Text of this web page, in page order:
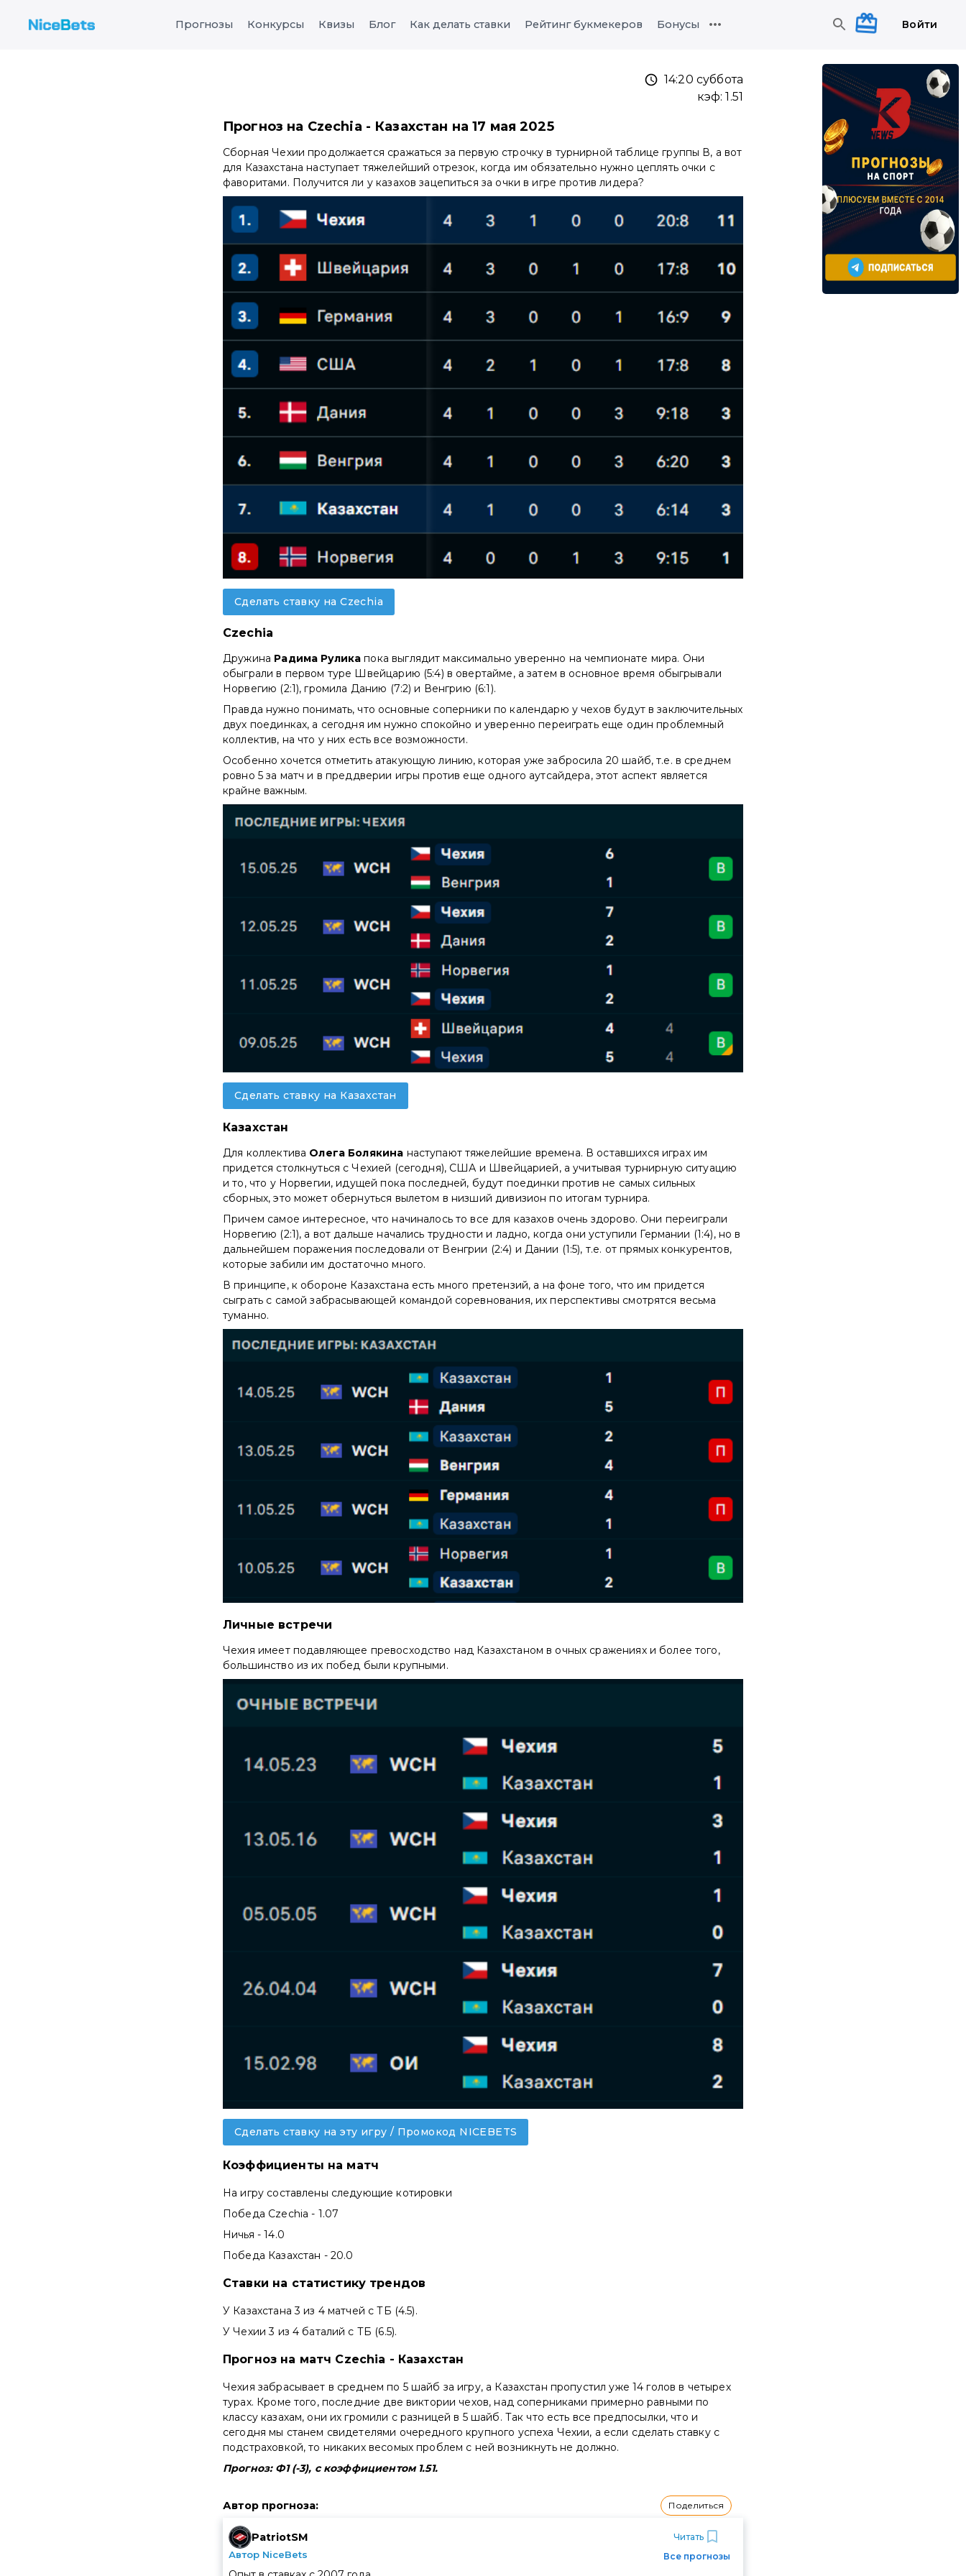
Прогнозы Конкурсы Квизы Блог Как делать ставки Рейтинг букмекеров Бонусы Войти
14:20 суббота
кэф:1.51
Прогноз на Czechia - Казахстан на 17 мая 2025
Сборная Чехии продолжается сражаться за первую строчку в турнирной таблице группы В, а вот
для Казахстана наступает тяжелейший отрезок, когда им обязательно нужно цеплять очки с
фаворитами. Получится ли у казахов зацепиться за очки в игре против лидера?
Сделать ставку на Czechia
Czechia
Дружина Радима Руликапока выглядит максимально уверенно на чемпионате мира. Они
обыграли в первом туре Швейцарию (5:4) в овертайме, а затем в основное время обыгрывали
Норвегию (2:1), громила Данию (7:2) и Венгрию (6:1).
Правда нужно понимать, что основные соперники по календарю у чехов будут в заключительных
двух поединках, а сегодня им нужно спокойно и уверенно переиграть еще один проблемный
коллектив, на что у них есть все возможности.
Особенно хочется отметить атакующую линию, которая уже забросила 20 шайб, т.е. в среднем
ровно 5 за матч и в преддверии игры против еще одного аутсайдера, этот аспект является
крайне важным.
Сделать ставку на Казахстан
Казахстан
Для коллектива Олега Болякина наступают тяжелейшие времена. В оставшихся играх им
придется столкнуться с Чехией (сегодня), США и Швейцарией, а учитывая турнирную ситуацию
и то, что у Норвегии, идущей пока последней, будут поединки против не самых сильных
сборных, это может обернуться вылетом в низший дивизион по итогам турнира.
Причем самое интересное, что начиналось то все для казахов очень здорово. Они переиграли
Норвегию (2:1), а вот дальше начались трудности и ладно, когда они уступили Германии (1:4), но в
дальнейшем поражения последовали от Венгрии (2:4) и Дании (1:5), т.е. от прямых конкурентов,
которые забили им достаточно много.
В принципе, к обороне Казахстана есть много претензий, а на фоне того, что им придется
сыграть с самой забрасывающей командой соревнования, их перспективы смотрятся весьма
туманно.
Личные встречи
Чехия имеет подавляющее превосходство над Казахстаном в очных сражениях и более того,
большинство из их побед были крупными.
Сделать ставку на эту игру / Промокод NICEBETS
Коэффициенты на матч
На игру составлены следующие котировки
Победа Czechia - 1.07
Ничья - 14.0
Победа Казахстан - 20.0
Ставки на статистику трендов
У Казахстана 3 из 4 матчей с ТБ (4.5).
У Чехии 3 из 4 баталий с ТБ (6.5).
Прогноз на матч Czechia - Казахстан
Чехия забрасывает в среднем по 5 шайб за игру, а Казахстан пропустил уже 14 голов в четырех
турах. Кроме того, последние две виктории чехов, над соперниками примерно равными по
классу казахам, они их громили с разницей в 5 шайб. Так что есть все предпосылки, что и
сегодня мы станем свидетелями очередного крупного успеха Чехии, а если сделать ставку с
подстраховкой, то никаких весомых проблем с ней возникнуть не должно.
Прогноз: Ф1 (-3), с коэффициентом 1.51.
Автор прогноза: Поделиться
PatriotSM
Автор NiceBets
Читать
Все прогнозы